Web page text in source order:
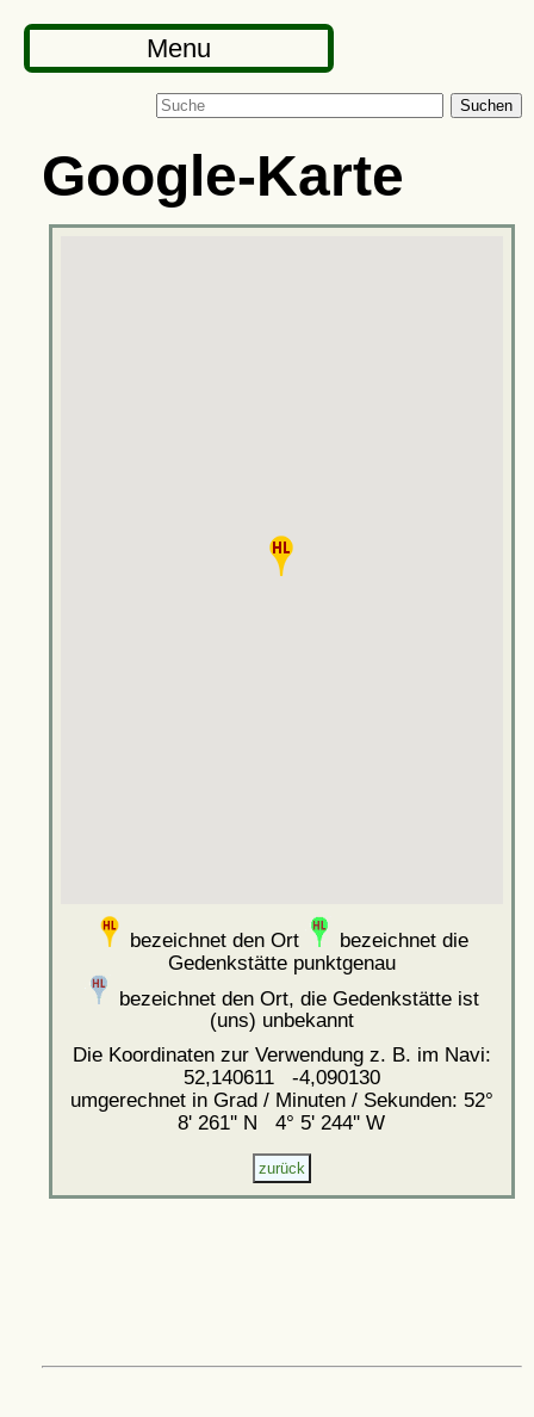
Menu
Suchen
Google-Karte
bezeichnet den Ort
bezeichnet die
Gedenkstätte punktgenau
bezeichnet den Ort, die Gedenkstätte ist
(uns) unbekannt
Die Koordinaten zur Verwendung z. B. im Navi:
52,140611 -4,090130
umgerechnet in Grad / Minuten / Sekunden: 52°
8' 261'' N 4° 5' 244'' W